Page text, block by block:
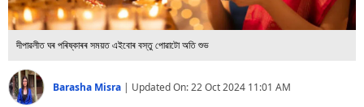
দীপাৱলীত ঘৰ পৰিষ্কাৰৰ সময়ত এইবোৰ বস্তু পোৱাটো অতি শুভ
Barasha Misra | Updated On:22 Oct 2024 11:01 AM